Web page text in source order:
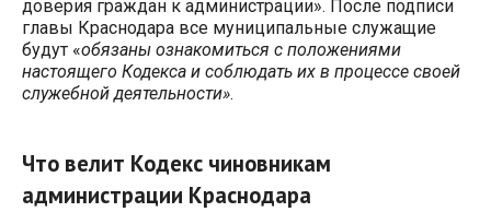
доверия граждан к администрации». После подписи
главы Краснодара все муниципальные служащие
будут «обязаны ознакомиться с положениями
настоящего Кодекса и соблюдать их в процессе своей
служебной деятельности».
Что велит Кодекс чиновникам
администрации Краснодара